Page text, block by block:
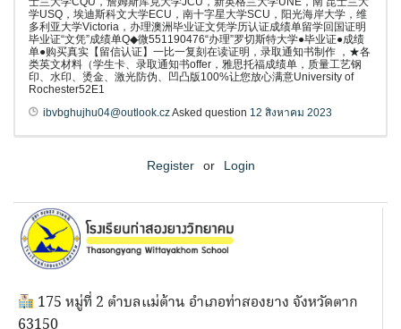
学USQ，埃迪斯科文大学ECU，南十字星大学SCU，阳光海岸大学，维
多利亚大学Victoria，办理澳洲毕业证文凭学历认证成绩单留学回国证明
毕业证“文凭”成绩单Q◆微551190476“办理”罗切斯特大学●毕业证●成绩
单●购买真实【留信认证】一比一复刻在读证明，录取通知书制作 ，★各
类英文材料（学生卡、录取通知书offer，雅思托福成绩单，质量工艺钢
印、水印、烫金、激光防伪、凹凸版100%让您放心满意University of
Rochester52E1
ibvbghujhu04@outlook.czAsked question 12 สิงหาคม 2023
Register or Login
175 หมู่ที่ 2 ตำบลแม่ต้าน อำเภอท่าสองยาง จังหวัดตาก